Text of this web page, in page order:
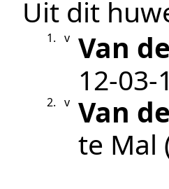
Uit dit
1. v Van
2. v Van
te Mal